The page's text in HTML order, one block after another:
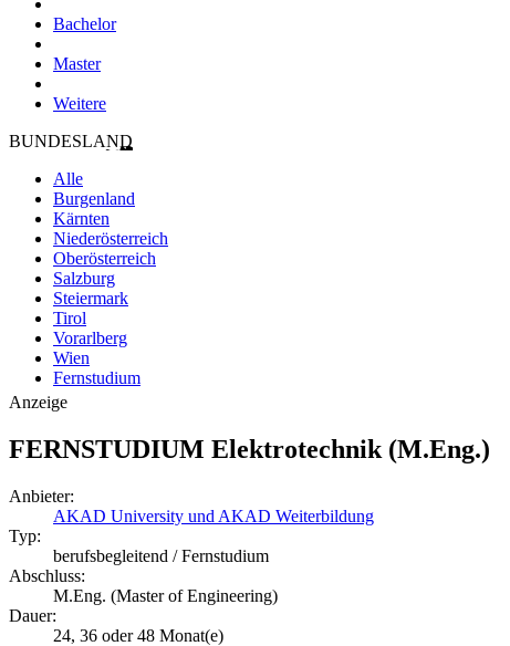
Bachelor
Master
Weitere
BUNDESLAND
Alle
Burgenland
Kärnten
Niederösterreich
Oberösterreich
Salzburg
Steiermark
Tirol
Vorarlberg
Wien
Fernstudium
Anzeige
FERNSTUDIUM Elektrotechnik (M.Eng.)
Anbieter:
AKAD University und AKAD Weiterbildung
Typ:
berufsbegleitend / Fernstudium
Abschluss:
M.Eng. (Master of Engineering)
Dauer:
24, 36 oder 48 Monat(e)